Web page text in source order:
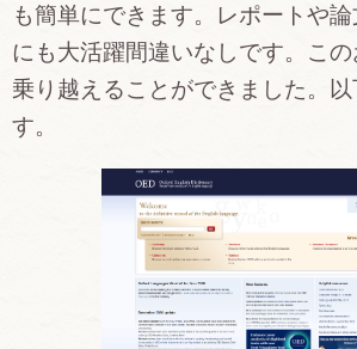
も簡単にできます。レポートや
にも大活躍間違いなしです。こ
乗り越えることができました。
す。